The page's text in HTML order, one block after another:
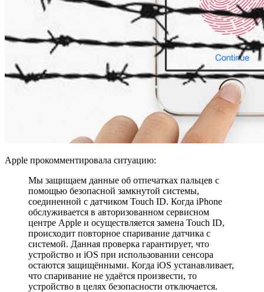
Apple прокомментировала ситуацию:
Мы защищаем данные об отпечатках пальцев с
помощью безопасной замкнутой системы,
соединенной с датчиком Touch ID. Когда iPhone
обслуживается в авторизованном сервисном
центре Apple и осуществляется замена Touch ID,
происходит повторное спаривание датчика с
системой. Данная проверка гарантирует, что
устройство и iOS при использовании сенсора
остаются защищёнными. Когда iOS устанавливает,
что спаривание не удаётся произвести, то
устройство в целях безопасности отключается.